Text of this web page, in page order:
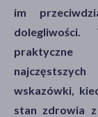
im
praktyczne
wskazówki,
stan zdrowia